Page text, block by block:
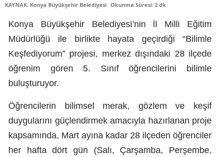
Erzurum
Eskişehir
Gaziantep
Hakkari
Hatay
KAYNAK: Konya Büyükşehir Belediyesi Okunma Süresi: 2 dk
Konya Büyükşehir Belediyesi’nin İl Milli Eğitim
Müdürlüğü ile birlikte hayata geçirdiği “Bilimle
Keşfediyorum” projesi, merkez dışındaki 28 ilçede
öğrenim gören 5. Sınıf öğrencilerini bilimle
buluşturuyor.
Öğrencilerin bilimsel merak, gözlem ve keşif
duygularını güçlendirmek amacıyla hazırlanan proje
kapsamında, Mart ayına kadar 28 ilçeden öğrenciler
her hafta dört gün (Salı, Çarşamba, Perşembe,